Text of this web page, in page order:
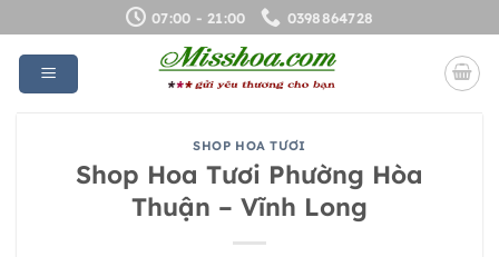
qua
dung
07:00 - 21:00 0398864728
SHOP HOA TƯƠI
Shop Hoa Tươi Phường Hòa
Thuận – Vĩnh Long